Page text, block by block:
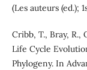
(Les auteurs (ed.);
Cribb, T., Bray, R.,
Life Cycle
Phylogeny. In